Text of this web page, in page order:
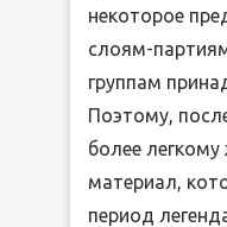
некоторое
слоям-
группам
Поэтому,
более
материал,
период